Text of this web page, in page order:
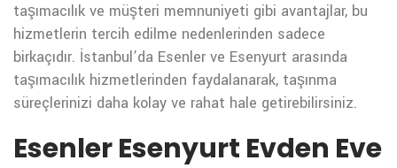
taşımacılık ve müşteri memnuniyeti gibi avantajlar, bu
hizmetlerin tercih edilme nedenlerinden sadece
birkaçıdır. İstanbul’da Esenler ve Esenyurt arasında
taşımacılık hizmetlerinden faydalanarak, taşınma
süreçlerinizi daha kolay ve rahat hale getirebilirsiniz.
Esenler Esenyurt Evden Eve